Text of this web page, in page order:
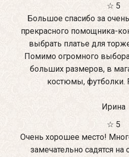
☆ 5
Большое спасибо за
прекрасного помощника-
выбрать платье для
Помимо огромного
больших размеров, в
костюмы,
Ирина
☆ 5
Очень хорошее место!
замечательно садятся